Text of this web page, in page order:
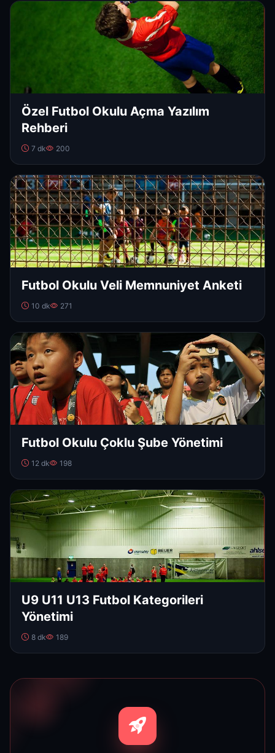
Özel Futbol Okulu Açma Yazılım
Rehberi
7 dk 200
Futbol Okulu Veli Memnuniyet Anketi
10 dk 271
Futbol Okulu Çoklu Şube Yönetimi
12 dk 198
U9 U11 U13 Futbol Kategorileri
Yönetimi
8 dk 189